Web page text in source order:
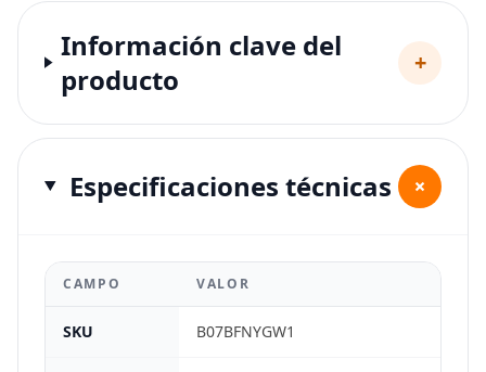
Información clave del
producto
+
Especificaciones técnicas +
CAMPO VALOR
SKU B07BFNYGW1